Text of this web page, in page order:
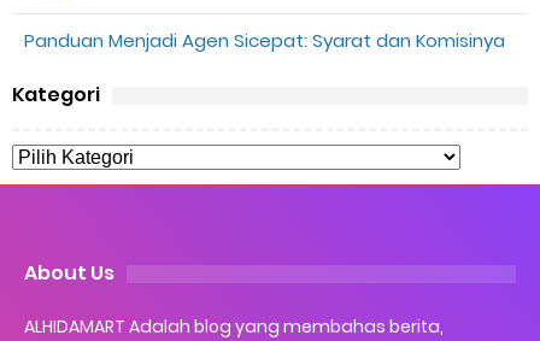
Panduan Menjadi Agen Sicepat: Syarat dan Komisinya
Kategori
About Us
ALHIDAMART Adalah blog yang membahas berita,